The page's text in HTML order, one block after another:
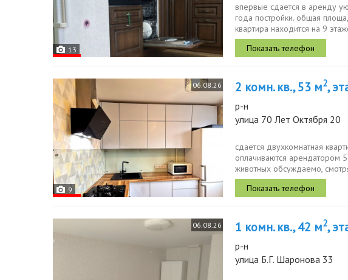
13
впервые сдается в аренду
года постройки. общая
квартира находится на 9
06.08.26
9
2 комн. кв., 53 м2,
р-н
улица 70 Лет Октября 20
сдается двухкомнатная
оплачиваются арендатором
животных обсуждаемо,
панельного дома 1997...
06.08.26 1 комн. кв., 42 м2,
р-н
улица Б.Г. Шаронова 33